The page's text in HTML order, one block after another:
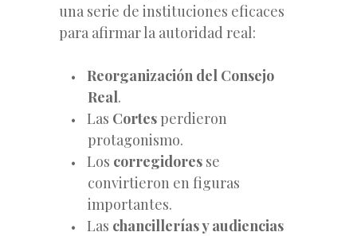
una serie de instituciones eficaces
para afirmar la autoridad real:
Reorganización del Consejo
Real.
Las Cortes perdieron
protagonismo.
Los corregidores se
convirtieron en figuras
importantes.
Las chancillerías y audiencias